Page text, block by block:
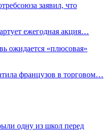
заявил, что
ежегодная акция…
ожидается «плюсовая»
французов в торговом…
одну из школ перед